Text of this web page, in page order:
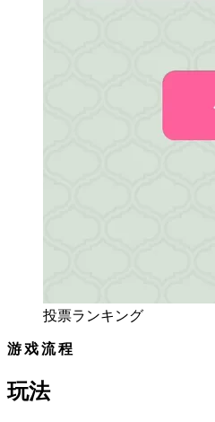
投票ランキング
游戏流程
玩法